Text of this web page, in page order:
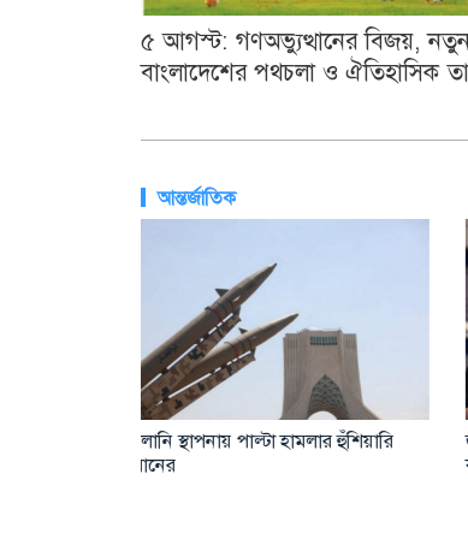
৫ আগস্ট: গণঅভ্যুত্থানের বিজয়,
বাংলাদেশের পথচলা ও ঐতিহাসিক
আন্তর্জাতিক
রাশিয়ার ভয়াবহ হামলায় ইউক্রেনে নিহত ১৭